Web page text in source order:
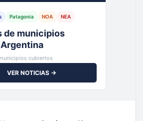
Patagonia NOA NEA
de municipios
cubiertos
VER NOTICIAS →